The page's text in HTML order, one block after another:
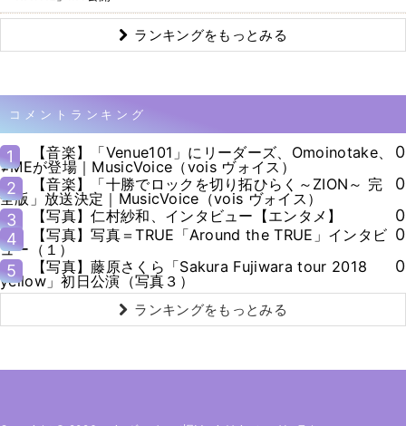
ランキングをもっとみる
コメントランキング
1
【音楽】「Venue101」にリーダーズ、Omoinotake、
≠MEが登場｜MusicVoice（vois ヴォイス）
0
2
【音楽】「十勝でロックを切り拓ひらく～ZION～ 完
全版」放送決定｜MusicVoice（vois ヴォイス）
0
3
【写真】仁村紗和、インタビュー【エンタメ】
0
4
【写真】写真＝TRUE「Around the TRUE」インタビ
ュー（１）
0
5
【写真】藤原さくら「Sakura Fujiwara tour 2018
yellow」初日公演（写真３）
0
ランキングをもっとみる